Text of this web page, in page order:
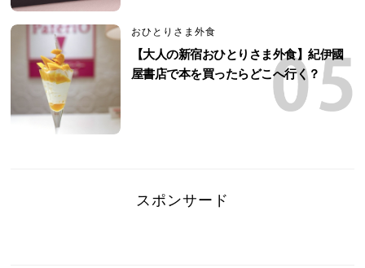
おひとりさま外食
【大人の新宿おひとりさま外食】紀伊國
屋書店で本を買ったらどこへ行く？
スポンサード